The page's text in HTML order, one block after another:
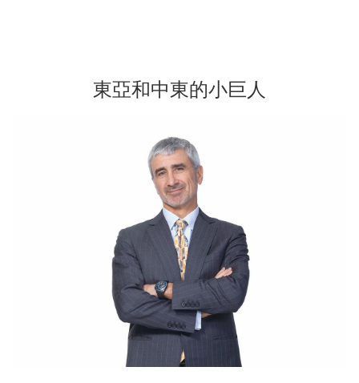
東亞和中東的小巨人